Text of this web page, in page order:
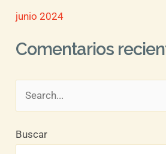
junio 2024
Comentarios
s
Buscar